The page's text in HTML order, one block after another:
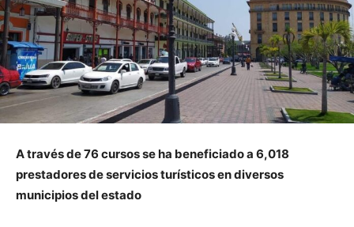
A través de 76 cursos se ha beneficiado a 6,018
prestadores de servicios turísticos en diversos
municipios del estado